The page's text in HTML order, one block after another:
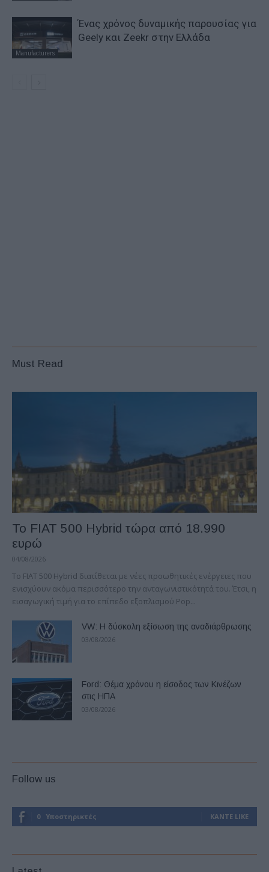
Manufacturers
Ένας χρόνος δυναμικής παρουσίας για
Geely και Zeekr στην Ελλάδα
Must Read
Το FIAT 500 Hybrid τώρα από 18.990
ευρώ
04/08/2026
Το FIAT 500 Hybrid διατίθεται με νέες προωθητικές ενέργειες που
ενισχύουν ακόμα περισσότερο την ανταγωνιστικότητά του. Έτσι, η
εισαγωγική τιμή για το επίπεδο εξοπλισμού Pop...
VW: Η δύσκολη εξίσωση της αναδιάρθρωσης
03/08/2026
Ford: Θέμα χρόνου η είσοδος των Κινέζων
στις ΗΠΑ
03/08/2026
Follow us
0 Υποστηρικτές ΚΆΝΤΕ LIKE